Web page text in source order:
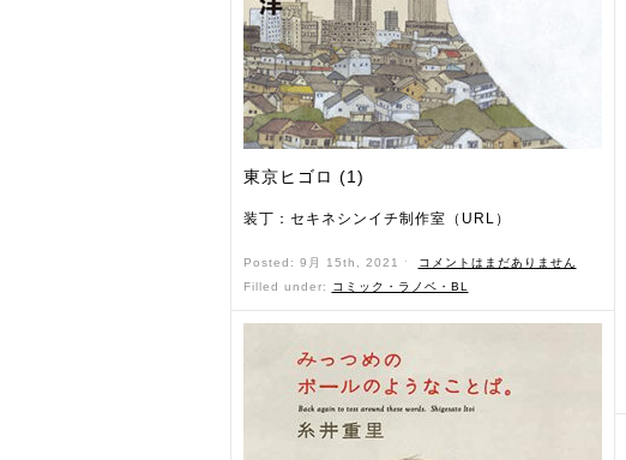
東京ヒゴロ (1)
装丁：セキネシンイチ制作室（URL）
Posted: 9月 15th, 2021 ˑ
コメントはまだありません
Filled under:
コミック・ラノベ・BL